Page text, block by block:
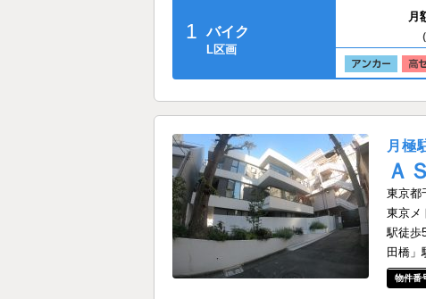
1 バイク
L区画
月
月極
Ａ
東京都
東京メ
駅徒歩
田橋」